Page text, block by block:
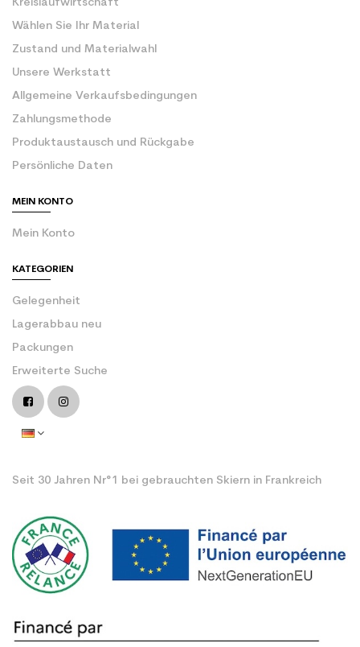
Kreislaufwirtschaft
Wählen Sie Ihr Material
Zustand und Materialwahl
Unsere Werkstatt
Allgemeine Verkaufsbedingungen
Zahlungsmethode
Produktaustausch und Rückgabe
Persönliche Daten
MEIN KONTO
Mein Konto
KATEGORIEN
Gelegenheit
Lagerabbau neu
Packungen
Erweiterte Suche
Seit 30 Jahren Nr°1 bei gebrauchten Skiern in Frankreich